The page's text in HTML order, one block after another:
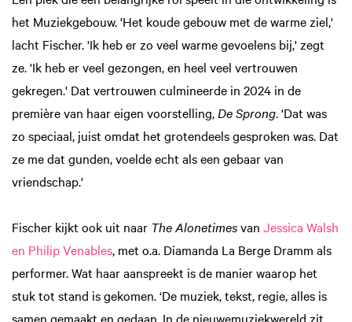
het Muziekgebouw. 'Het koude gebouw met de warme ziel,'
lacht Fischer. 'Ik heb er zo veel warme gevoelens bij,' zegt
ze. 'Ik heb er veel gezongen, en heel veel vertrouwen
gekregen.' Dat vertrouwen culmineerde in 2024 in de
première van haar eigen voorstelling, De Sprong. 'Dat was
zo speciaal, juist omdat het grotendeels gesproken was. Dat
ze me dat gunden, voelde echt als een gebaar van
vriendschap.'
Fischer kijkt ook uit naar The Alonetimesvan Jessica Walsh
en Philip Venables, met o.a. Diamanda La Berge Dramm als
performer. Wat haar aanspreekt is de manier waarop het
stuk tot stand is gekomen. ‘De muziek, tekst, regie, alles is
samen gemaakt en gedaan. In de nieuwemuziekwereld zit